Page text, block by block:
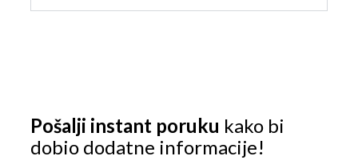
Pošalji instant poruku kako bi
dobio dodatne informacije!